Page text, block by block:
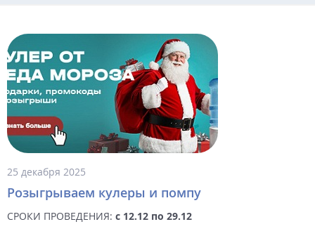
25 декабря 2025
Розыгрываем кулеры и помпу
СРОКИ ПРОВЕДЕНИЯ: c 12.12 по 29.12